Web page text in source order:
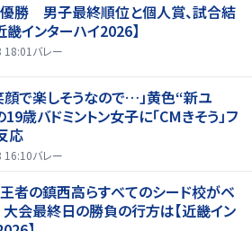
勝 男子最終順位と個人賞、試合結
畿インターハイ2026】
バレー
顔で楽しそうなので…」黄色“新ユ
歳バドミントン女子に「CMきそう」フ
応
16:10バレー
者の鎮西高らすべてのシード校がベ
大会最終日の勝負の行方は【近畿イン